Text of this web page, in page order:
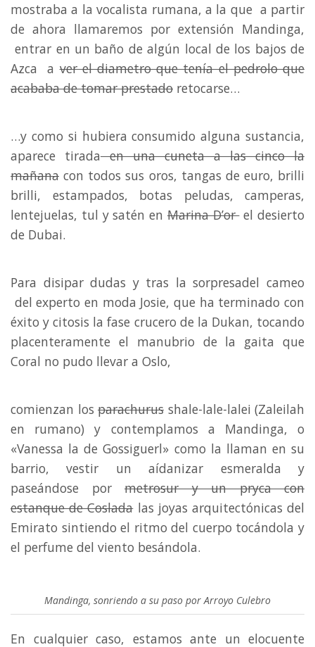
mostraba a la vocalista rumana, a la que a partir
de ahora llamaremos por extensión Mandinga,
entrar en un baño de algún local de los bajos de
Azca aver el diametro que tenía el pedrolo que
acababa de tomar prestado retocarse…
…y como si hubiera consumido alguna sustancia,
aparece tiradaen una cuneta a las cinco la
mañana con todos sus oros, tangas de euro, brilli
brilli, estampados, botas peludas, camperas,
lentejuelas, tul y satén en Marina D’orel desierto
de Dubai.
Para disipar dudas y tras la sorpresadel cameo
del experto en moda Josie, que ha terminado con
éxito y citosis la fase crucero de la Dukan, tocando
placenteramente el manubrio de la gaita que
Coral no pudo llevar a Oslo,
comienzan los parachurus shale-lale-lalei (Zaleilah
en rumano) y contemplamos a Mandinga, o
«Vanessa la de Gossiguerl» como la llaman en su
barrio, vestir un aídanizar esmeralda y
paseándose por metrosur y un pryca con
estanque de Cosladalas joyas arquitectónicas del
Emirato sintiendo el ritmo del cuerpo tocándola y
el perfume del viento besándola.
Mandinga, sonriendo a su paso por Arroyo Culebro
En cualquier caso, estamos ante un elocuente